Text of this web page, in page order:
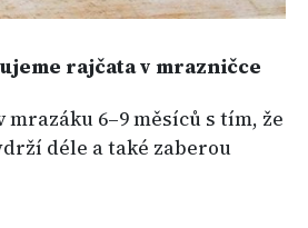
rajčata v mrazničce
mrazáku 6–9 měsíců s tím, že
déle a také zaberou